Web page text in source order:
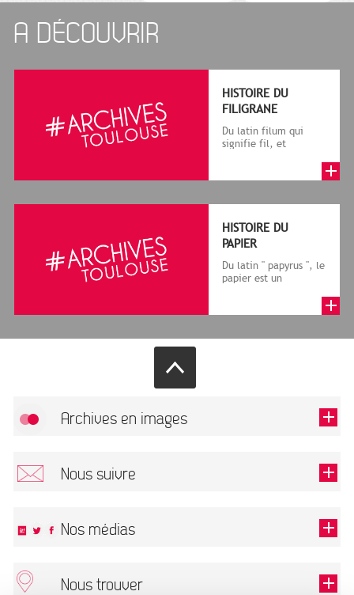
A DÉCOUVRIR
HISTOIRE DU
FILIGRANE
Du latin filum qui
signifie fil, et
le cadre de la f...
HISTOIRE DU
PAPIER
Du latin " papyrus ", le
papier est un
végétales réduite...
Archives en images
Nous suivre
Ce champ est exigé.
Nos médias
Nous trouver